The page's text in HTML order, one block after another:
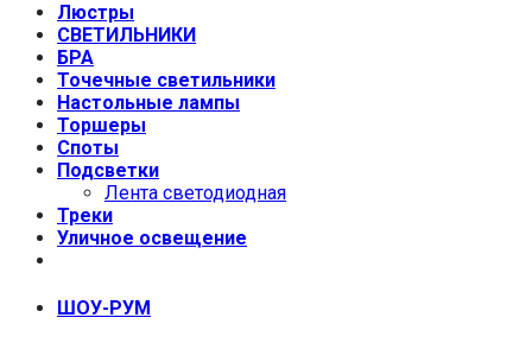
Люстры
СВЕТИЛЬНИКИ
БРА
Точечные светильники
Настольные лампы
Торшеры
Споты
Подсветки
Лента светодиодная
Треки
Уличное освещение
ШОУ-РУМ